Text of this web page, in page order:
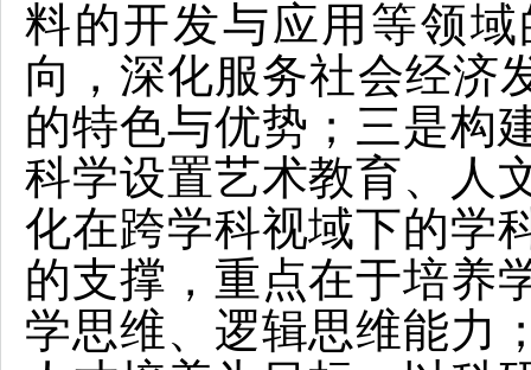
料的开发与应用等领
向，深化服务社会经济
的特色与优势；三是构
科学设置艺术教育、人
化在跨学科视域下的学
的支撑，重点在于培养
学思维、逻辑思维能力